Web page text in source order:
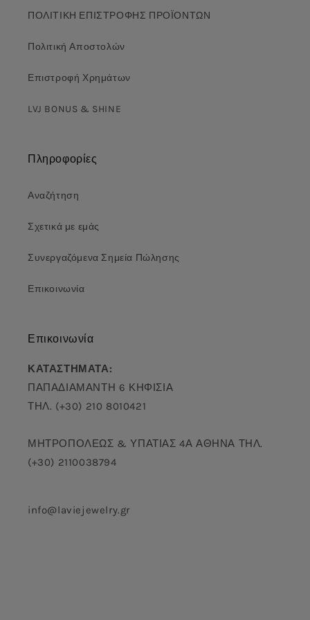
ΠΟΛΙΤΙΚΗ ΕΠΙΣΤΡΟΦΗΣ ΠΡΟΪΟΝΤΩΝ
Πολιτική Αποστολών
Επιστροφή Χρημάτων
LVJ BONUS & SHINE
Πληροφορίες
Αναζήτηση
Σχετικά με εμάς
Συνεργαζόμενα Σημεία Πώλησης
Επικοινωνία
Επικοινωνία
ΚΑΤΑΣΤΗΜΑΤΑ:
ΠΑΠΑΔΙΑΜΑΝΤΗ 6 ΚΗΦΙΣΙΑ
ΤΗΛ. (+30) 210 8010421
ΜΗΤΡΟΠΟΛΕΩΣ & ΥΠΑΤΙΑΣ 4Α ΑΘΗΝΑ ΤΗΛ.
(+30) 2110038794
info@laviejewelry.gr